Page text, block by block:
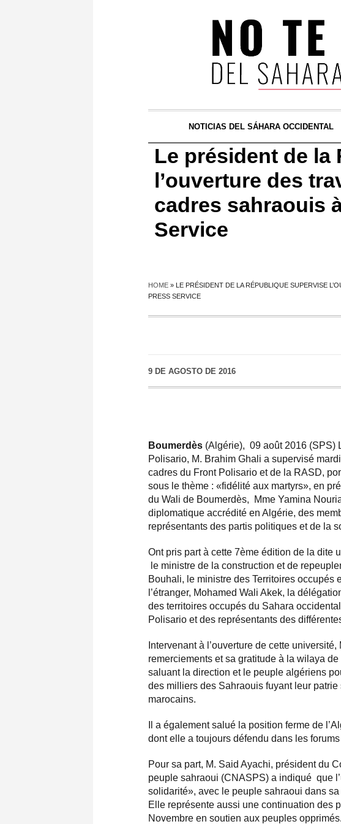
NOTICIAS DEL SÁHARA OCCIDENTAL
Le président de la
l’ouverture des
cadres sahraouis
Service
HOME » LE PRÉSIDENT DE LA RÉPUBLIQUE SUPERVISE
PRESS SERVICE
9 DE AGOSTO DE 2016
Boumerdès (Algérie), 09 août 2016 (SPS)
Polisario, M. Brahim Ghali a supervisé
cadres du Front Polisario et de la RASD,
sous le thème : «fidélité aux martyrs», en
du Wali de Boumerdès, Mme Yamina
diplomatique accrédité en Algérie, des
représentants des partis politiques et de la
Ont pris part à cette 7ème édition de la dite
le ministre de la construction et de
Bouhali, le ministre des Territoires occupés
l’étranger, Mohamed Wali Akek, la
des territoires occupés du Sahara
Polisario et des représentants des
Intervenant à l’ouverture de cette
remerciements et sa gratitude à la wilaya
saluant la direction et le peuple algériens
des milliers des Sahraouis fuyant leur
marocains.
Il a également salué la position ferme de
dont elle a toujours défendu dans les
Pour sa part, M. Said Ayachi, président du
peuple sahraoui (CNASPS) a indiqué que
solidarité», avec le peuple sahraoui dans
Elle représente aussi une continuation des
Novembre en soutien aux peuples